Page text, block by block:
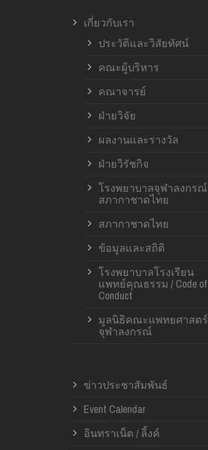
เกี่ยวกับเรา
ประวัติและวิสัยทัศน์
คณะผู้บริหาร
คณาจารย์
ฝ่ายวิจัย
ผลงานและรางวัล
ฝ่ายวิรัชกิจ
โรงพยาบาลจุฬาลงกรณ์
สภากาชาดไทย
สภากาชาดไทย
ข้อมูลและสถิติ
โรงพยาบาลโรงเรียน
แพทย์คุณธรรม / Code of
Conduct
มูลนิธิคณะแพทยศาสตร์
จุฬาลงกรณ์
ข่าวประชาสัมพันธ์
Event Calendar
อินทราเน็ต / ลิ้งค์